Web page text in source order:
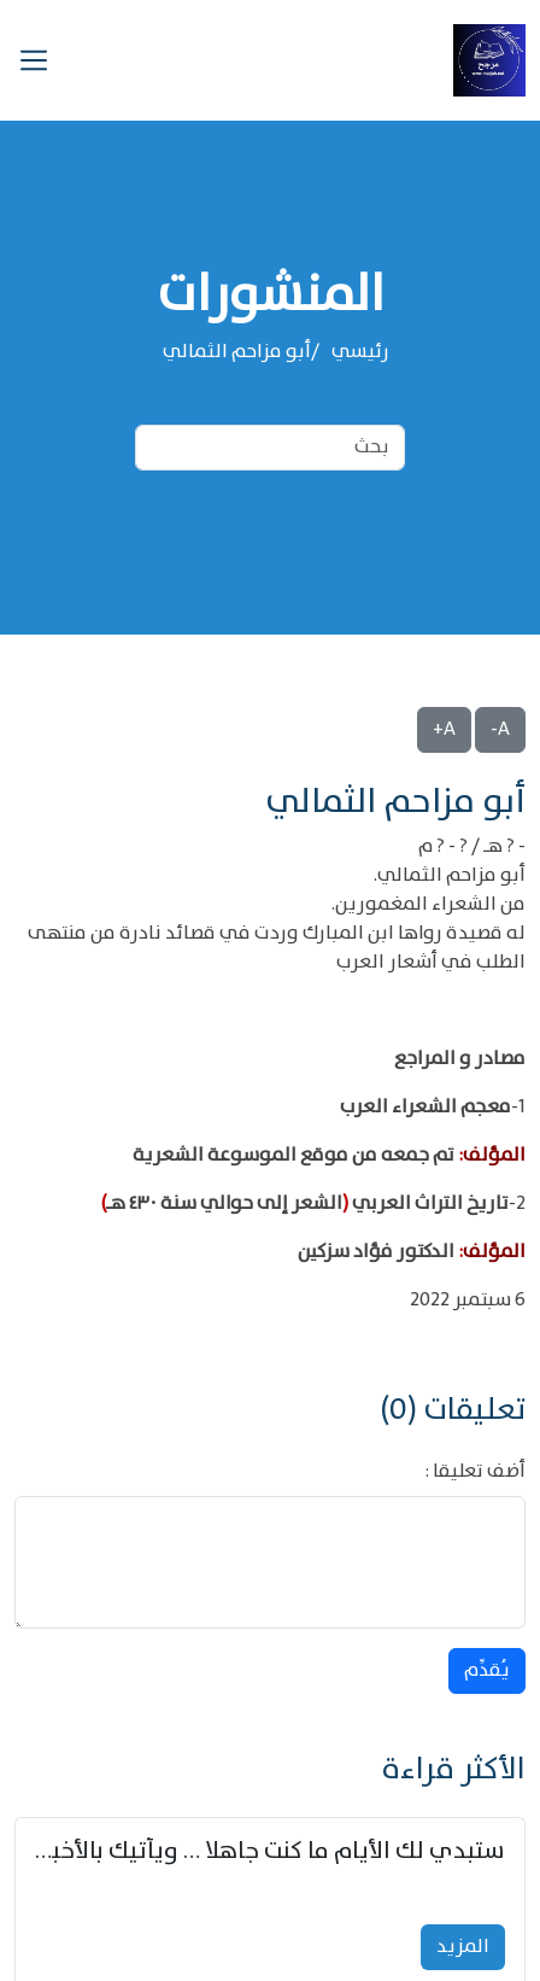
المنشورات
رئيسي ‌‌أبو مزاحم الثمالي
A-
A+
‌‌أبو مزاحم الثمالي
- ? هـ / ? - ? م
أبو مزاحم الثمالي.
من الشعراء المغمورين.
له قصيدة رواها ابن المبارك وردت في قصائد نادرة من منتهى
الطلب في أشعار العرب
مصادر و المراجع
1- معجم الشعراء العرب
المؤلف:تم جمعه من موقع الموسوعة الشعرية
2- تاريخ التراث العربي(الشعر إلى حوالي سنة ٤٣٠ هـ
)
المؤلف: الدكتور فؤاد سزكين
6 سبتمبر 2022
تعليقات (0)
أضف تعليقا :
يُقدِّم
الأكثر قراءة
ستبدي لك الأيام ما كنت جاهلا … ويأتيك بالأخبار من لم تزوّد
المزید